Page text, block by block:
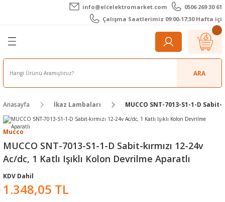
info@elcelektromarket.com
0506 269 30 61
Çalışma Saatlerimiz 09:00-17:30 Hafta içi
Geri Dön
Geri Dön
Geri Dön
Kameralar
Geri Dön
Cihazları
Geri Dön
Teli - Pasta
Geri Dön
ARA
Anasayfa İkaz Lambaları MUCCO SNT-7013-S1-1-D
Mucco
MUCCO SNT-7013-S1-1-D Sabit-kırmızı 12-24v
Ac/dc, 1 Katlı Işıklı Kolon Devrilme Aparatlı
KDV Dahil
1.348,05 TL